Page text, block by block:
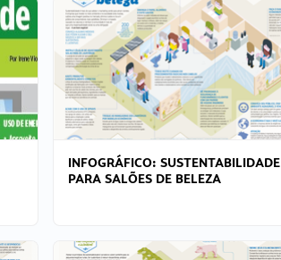
INFOGRÁFICO: SUSTENTABILIDADE
PARA SALÕES DE BELEZA